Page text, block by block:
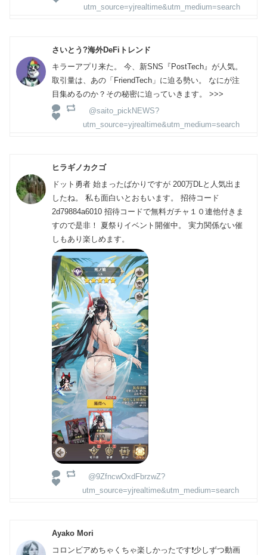
utm_source=yjrealtime&utm_medium=search
さいとう?海外DeFiトレンド
キラーアプリ来た。 今、新SNS『PostTech』が人気。
取引量は、あの「FriendTech」に迫る勢い。 なにが注
目集めるのか？その秘密に迫っていきます。 >>>
@saito_pickNEWS?
utm_source=yjrealtime&utm_medium=search
ヒラギノカクゴ
ドット勇者 始まったばかりですが 200万DLと人気出ま
したね。 私も面白いとおもいます。 招待コード
2d79884a6010 招待コードで無料ガチャ１０連他付きま
すので是非！ 夏祭りイベント開催中。 実力関係ない催
しもあり楽しめます。
@9ZfncwOxdFbrzwZ?
utm_source=yjrealtime&utm_medium=search
Ayako Mori
コロンビアめちゃくちゃ楽しかったです❗少しずつ動画